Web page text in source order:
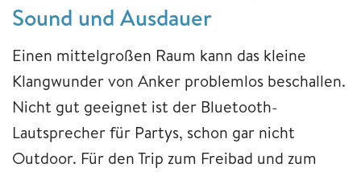
Sound und Ausdauer
Einen mittelgroßen Raum kann das kleine
Klangwunder von Anker problemlos beschallen.
Nicht gut geeignet ist der Bluetooth-
Lautsprecher für Partys, schon gar nicht
Outdoor. Für den Trip zum Freibad und zum